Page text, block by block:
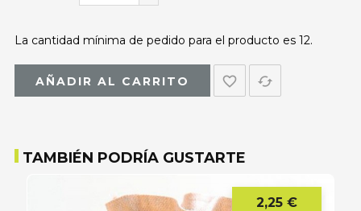
La cantidad mínima de pedido para el producto es 12.
AÑADIR AL CARRITO favorite_border cached
TAMBIÉN PODRÍA GUSTARTE
2,25 €